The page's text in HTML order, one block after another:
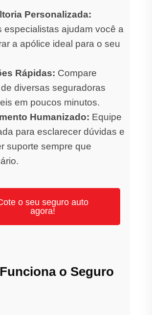
Personalizada:
especialistas ajudam você a
a apólice ideal para o seu
Rápidas: Compare
diversas seguradoras
em poucos minutos.
Humanizado: Equipe
para esclarecer dúvidas e
suporte sempre que
o seu seguro auto
agora!
o Seguro